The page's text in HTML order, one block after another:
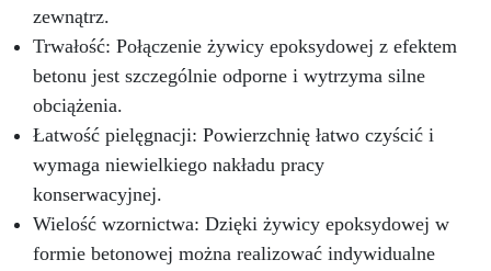
zewnątrz.
Trwałość: Połączenie żywicy epoksydowej z efektem
betonu jest szczególnie odporne i wytrzyma silne
obciążenia.
Łatwość pielęgnacji: Powierzchnię łatwo czyścić i
wymaga niewielkiego nakładu pracy
konserwacyjnej.
Wielość wzornictwa: Dzięki żywicy epoksydowej w
formie betonowej można realizować indywidualne